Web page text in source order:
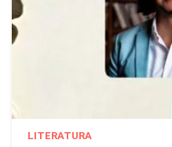
LITERATURA